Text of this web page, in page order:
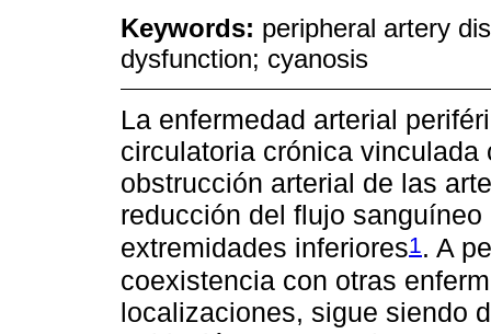
Keywords: peripheral artery
dysfunction; cyanosis
La enfermedad arterial
circulatoria crónica
obstrucción arterial de las
reducción del flujo
extremidades inferiores1 . A
coexistencia con otras
localizaciones, sigue siendo